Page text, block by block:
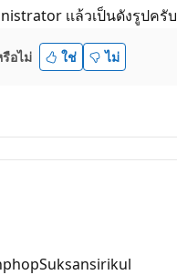
เเล้วเป็นดังรูปครับ
อไม่ ใช่ ไม่